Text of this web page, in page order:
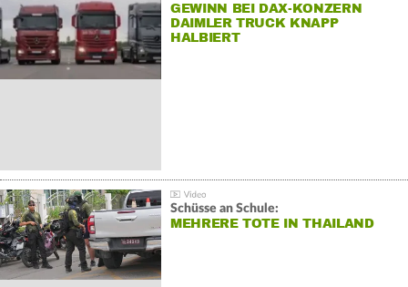
GEWINN BEI DAX-KONZERN
DAIMLER TRUCK KNAPP
HALBIERT
Schüsse an Schule:
MEHRERE TOTE IN THAILAND